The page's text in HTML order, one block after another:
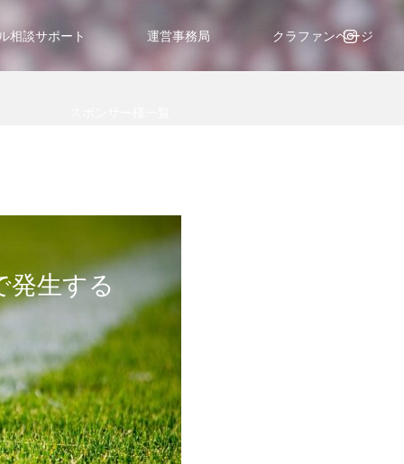
相談サポート 運営事務局 クラファンページ
発生する